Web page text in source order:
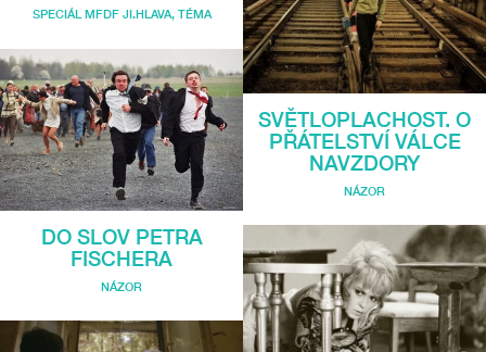
SPECIÁL MFDF JI.HLAVA, TÉMA
DO SLOV PETRA
FISCHERA
NÁZOR
SVĚTLOPLACHOST. O
PŘÁTELSTVÍ VÁLCE
NAVZDORY
NÁZOR